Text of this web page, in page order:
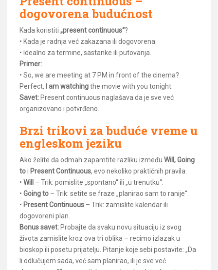
dogovorena budućnost
Kada koristiti „present continuous“?
• Kada je radnja već zakazana ili dogovorena.
• Idealno za termine, sastanke ili putovanja.
Primer:
• So, we are meeting at 7 PM in front of the cinema?
Perfect, I am watchingthe movie with you tonight.
Savet:Present continuous naglašava da je sve već
organizovano i potvrđeno.
Brzi trikovi za buduće vreme u
engleskom jeziku
Ako želite da odmah zapamtite razliku između Will, Going
toi Present Continuous, evo nekoliko praktičnih pravila:
• Will – Trik: pomislite „spontano“ ili „u trenutku“.
• Going to – Trik: setite se fraze „planirao sam to ranije“.
• Present Continuous – Trik: zamislite kalendar ili
dogovoreni plan.
Bonus savet:Probajte da svaku novu situaciju iz svog
života zamislite kroz ova tri oblika – recimo izlazak u
bioskop ili posetu prijatelju. Pitanje koje sebi postavite: „Da
li odlučujem sada, već sam planirao, ili je sve već